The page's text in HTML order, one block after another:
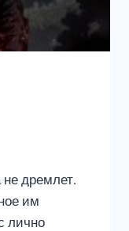
дремлет.
им
лично